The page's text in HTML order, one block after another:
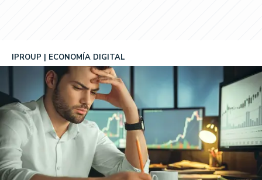
IPROUP ECONOMÍA DIGITAL